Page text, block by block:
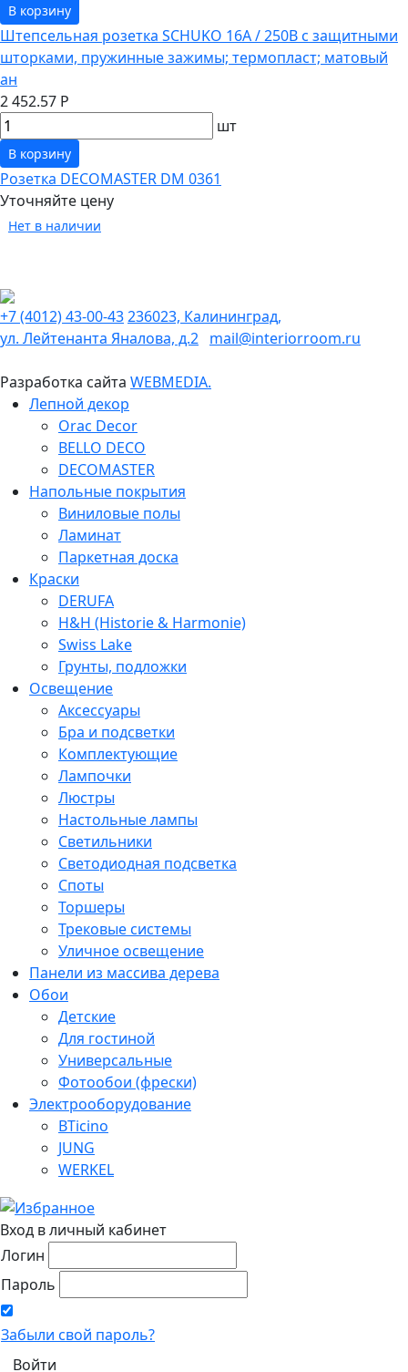
В корзину
Штепсельная розетка SCHUKO 16А / 250В с защитными
шторками, пружинные зажимы; термопласт; матовый
ан
2 452.57 Р
шт
В корзину
Розетка DECOMASTER DM 0361
Уточняйте цену
Нет в наличии
+7 (4012) 43-00-43236023, Калининград,
ул. Лейтенанта Яналова, д.2 mail@interiorroom.ru
Разработка сайта WEBMEDIA.
Лепной декор
Orac Decor
BELLO DECO
DECOMASTER
Напольные покрытия
Виниловые полы
Ламинат
Паркетная доска
Краски
DERUFA
H&H (Historie & Harmonie)
Swiss Lake
Грунты, подложки
Освещение
Аксессуары
Бра и подсветки
Комплектующие
Лампочки
Люстры
Настольные лампы
Светильники
Светодиодная подсветка
Споты
Торшеры
Трековые системы
Уличное освещение
Панели из массива дерева
Обои
Детские
Для гостиной
Универсальные
Фотообои (фрески)
Электрооборудование
BTicino
JUNG
WERKEL
Вход в личный кабинет
Логин
Пароль
Забыли свой пароль?